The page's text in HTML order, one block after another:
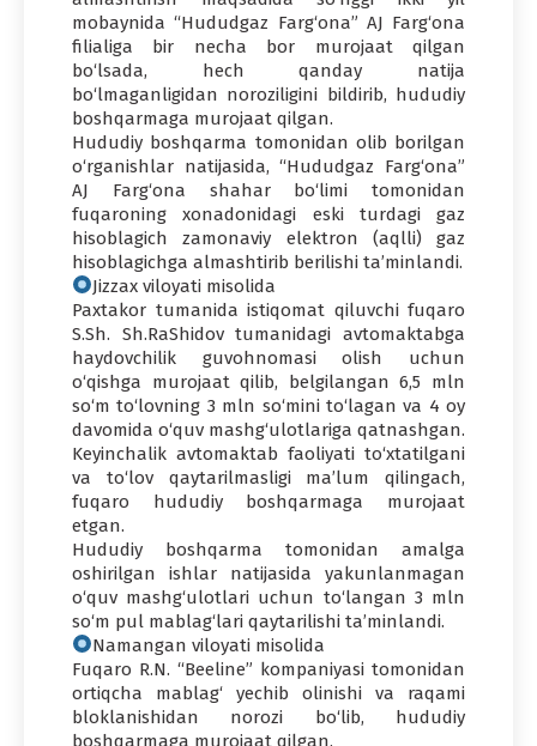
mobaynida “Hududgaz Farg‘ona” AJ Farg‘ona
filialiga bir necha bor murojaat qilgan
bo‘lsada, hech qanday natija
bo‘lmaganligidan noroziligini bildirib, hududiy
boshqarmaga murojaat qilgan.
Hududiy boshqarma tomonidan olib borilgan
o‘rganishlar natijasida, “Hududgaz Farg‘ona”
AJ Farg‘ona shahar bo‘limi tomonidan
fuqaroning xonadonidagi eski turdagi gaz
hisoblagich zamonaviy elektron (aqlli) gaz
hisoblagichga almashtirib berilishi ta’minlandi.
Jizzax viloyati misolida
Paxtakor tumanida istiqomat qiluvchi fuqaro
S.Sh. Sh.RaShidov tumanidagi avtomaktabga
haydovchilik guvohnomasi olish uchun
o‘qishga murojaat qilib, belgilangan 6,5 mln
so‘m to‘lovning 3 mln so‘mini to‘lagan va 4 oy
davomida o‘quv mashg‘ulotlariga qatnashgan.
Keyinchalik avtomaktab faoliyati to‘xtatilgani
va to‘lov qaytarilmasligi ma’lum qilingach,
fuqaro hududiy boshqarmaga murojaat
etgan.
Hududiy boshqarma tomonidan amalga
oshirilgan ishlar natijasida yakunlanmagan
o‘quv mashg‘ulotlari uchun to‘langan 3 mln
so‘m pul mablag‘lari qaytarilishi ta’minlandi.
Namangan viloyati misolida
Fuqaro R.N. “Beeline” kompaniyasi tomonidan
ortiqcha mablag‘ yechib olinishi va raqami
bloklanishidan norozi bo‘lib, hududiy
boshqarmaga murojaat qilgan.